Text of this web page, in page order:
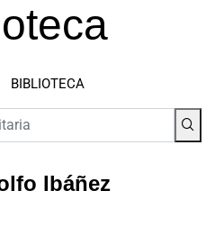
BIBLIOTECA
Ibáñez